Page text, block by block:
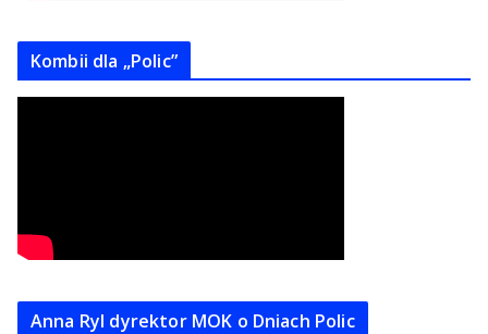
Kombii dla „Polic”
Anna Ryl dyrektor MOK o Dniach Polic